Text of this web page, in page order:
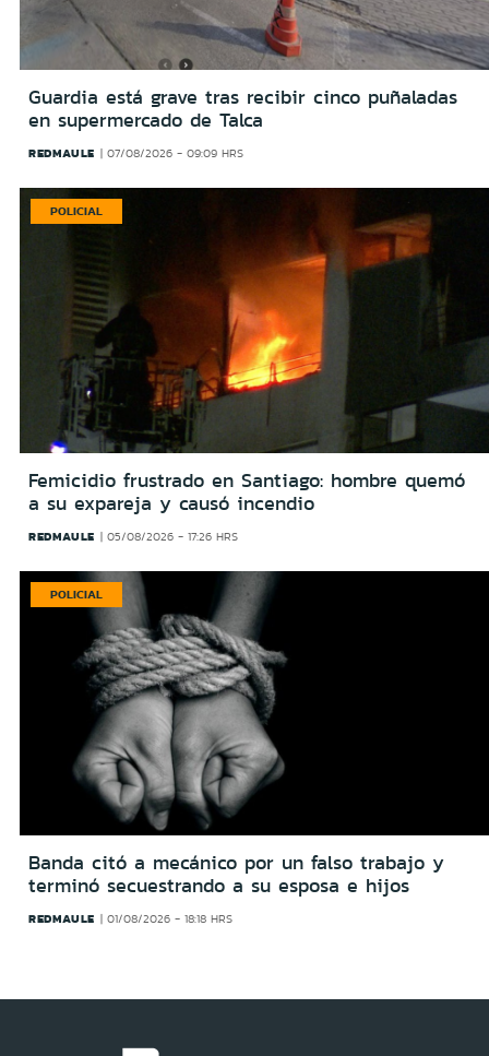
Guardia está grave tras recibir cinco puñaladas
en supermercado de Talca
REDMAULE 07/08/2026 - 09:09 HRS
POLICIAL
Femicidio frustrado en Santiago: hombre quemó
a su expareja y causó incendio
REDMAULE 05/08/2026 - 17:26 HRS
POLICIAL
Banda citó a mecánico por un falso trabajo y
terminó secuestrando a su esposa e hijos
REDMAULE 01/08/2026 - 18:18 HRS